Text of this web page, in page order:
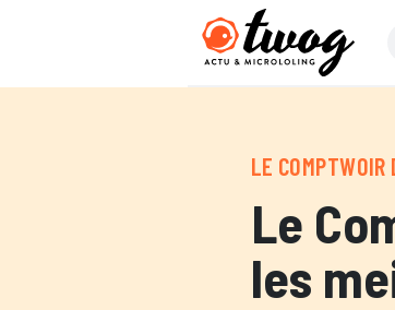
LE COMPTWOIR
Le
les